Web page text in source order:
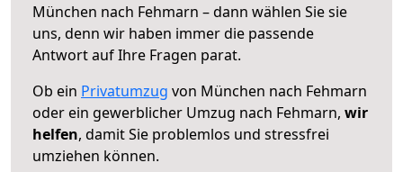
München nach Fehmarn – dann wählen Sie sie
uns, denn wir haben immer die passende
Antwort auf Ihre Fragen parat.
Ob ein Privatumzug von München nach Fehmarn
oder ein gewerblicher Umzug nach Fehmarn, wir
helfen, damit Sie problemlos und stressfrei
umziehen können.